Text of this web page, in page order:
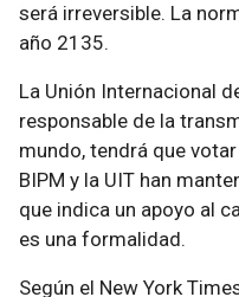
será irreversible. La
año 2135.
La Unión Internacional
responsable de la
mundo, tendrá que
BIPM y la UIT han
que indica un apoyo al
es una formalidad.
Según el New York